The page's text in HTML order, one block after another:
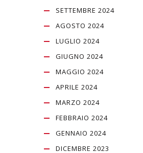
SETTEMBRE 2024
AGOSTO 2024
LUGLIO 2024
GIUGNO 2024
MAGGIO 2024
APRILE 2024
MARZO 2024
FEBBRAIO 2024
GENNAIO 2024
DICEMBRE 2023